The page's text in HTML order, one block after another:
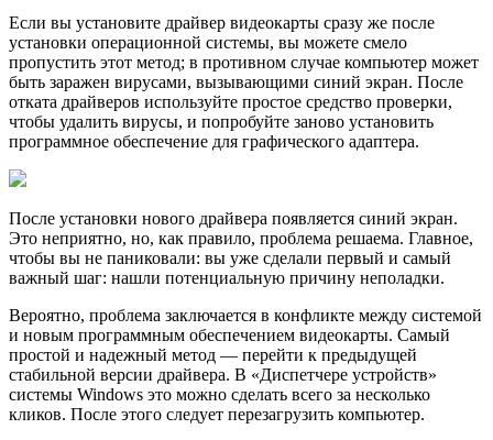
Если вы установите драйвер видеокарты сразу же после
установки операционной системы, вы можете смело
пропустить этот метод; в противном случае компьютер может
быть заражен вирусами, вызывающими синий экран. После
отката драйверов используйте простое средство проверки,
чтобы удалить вирусы, и попробуйте заново установить
программное обеспечение для графического адаптера.
После установки нового драйвера появляется синий экран.
Это неприятно, но, как правило, проблема решаема. Главное,
чтобы вы не паниковали: вы уже сделали первый и самый
важный шаг: нашли потенциальную причину неполадки.
Вероятно, проблема заключается в конфликте между системой
и новым программным обеспечением видеокарты. Самый
простой и надежный метод — перейти к предыдущей
стабильной версии драйвера. В «Диспетчере устройств»
системы Windows это можно сделать всего за несколько
кликов. После этого следует перезагрузить компьютер.